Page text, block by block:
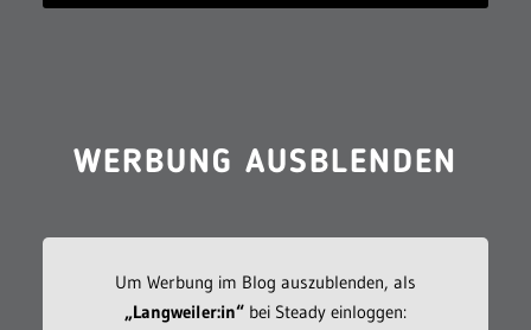
WERBUNG AUSBLENDEN
Um Werbung im Blog auszublenden, als
„Langweiler:in“bei Steady einloggen: